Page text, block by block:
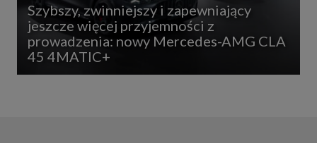
Szybszy, zwinniejszy i zapewniający
jeszcze więcej przyjemności z
prowadzenia: nowy Mercedes-AMG CLA
45 4MATIC+